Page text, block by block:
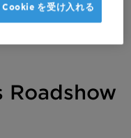
Roadshow
Cookie を受け入れる